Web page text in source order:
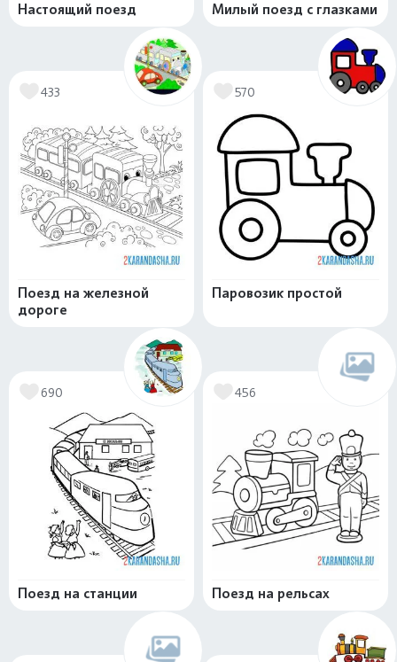
Настоящий поезд Милый поезд с глазками
433
Поезд на железной
дороге
570
Паровозик простой
690
Поезд на станции
456
Поезд на рельсах